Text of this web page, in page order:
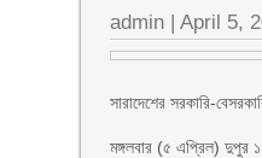
admin |April 5,
সারাদেশের সরকারি-
মঙ্গলবার (৫ এপ্রিল) দুপুর ১